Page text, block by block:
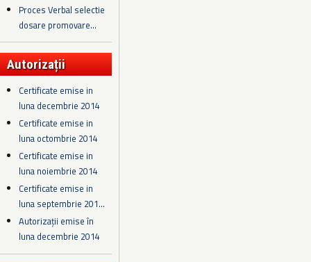
Proces Verbal selectie
dosare promovare...
Autorizații
Certificate emise in
luna decembrie 2014
Certificate emise in
luna octombrie 2014
Certificate emise in
luna noiembrie 2014
Certificate emise in
luna septembrie 201...
Autorizații emise în
luna decembrie 2014